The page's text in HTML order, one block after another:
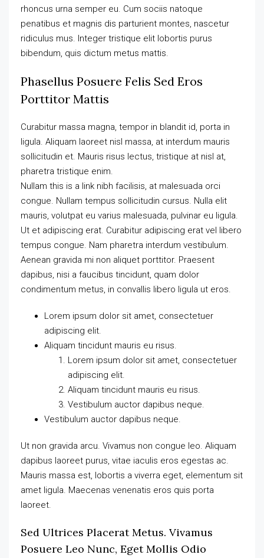
rhoncus urna semper eu. Cum sociis natoque
penatibus et magnis dis parturient montes, nascetur
ridiculus mus. Integer tristique elit lobortis purus
bibendum, quis dictum metus mattis.
Phasellus Posuere Felis Sed Eros
Porttitor Mattis
Curabitur massa magna, tempor in blandit id, porta in
ligula. Aliquam laoreet nisl massa, at interdum mauris
sollicitudin et. Mauris risus lectus, tristique at nisl at,
pharetra tristique enim.
Nullam this is a link nibh facilisis, at malesuada orci
congue. Nullam tempus sollicitudin cursus. Nulla elit
mauris, volutpat eu varius malesuada, pulvinar eu ligula.
Ut et adipiscing erat. Curabitur adipiscing erat vel libero
tempus congue. Nam pharetra interdum vestibulum.
Aenean gravida mi non aliquet porttitor. Praesent
dapibus, nisi a faucibus tincidunt, quam dolor
condimentum metus, in convallis libero ligula ut eros.
Lorem ipsum dolor sit amet, consectetuer
adipiscing elit.
Aliquam tincidunt mauris eu risus.
Lorem ipsum dolor sit amet, consectetuer
adipiscing elit.
Aliquam tincidunt mauris eu risus.
Vestibulum auctor dapibus neque.
Vestibulum auctor dapibus neque.
Ut non gravida arcu. Vivamus non congue leo. Aliquam
dapibus laoreet purus, vitae iaculis eros egestas ac.
Mauris massa est, lobortis a viverra eget, elementum sit
amet ligula. Maecenas venenatis eros quis porta
laoreet.
Sed Ultrices Placerat Metus. Vivamus
Posuere Leo Nunc, Eget Mollis Odio